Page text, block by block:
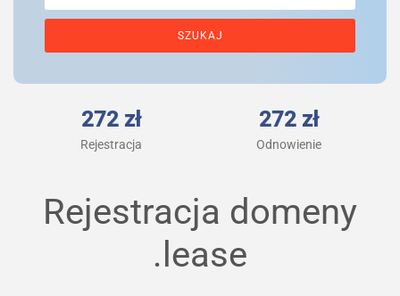
272 zł
Rejestracja
272 zł
Odnowienie
Rejestracja domeny
.lease